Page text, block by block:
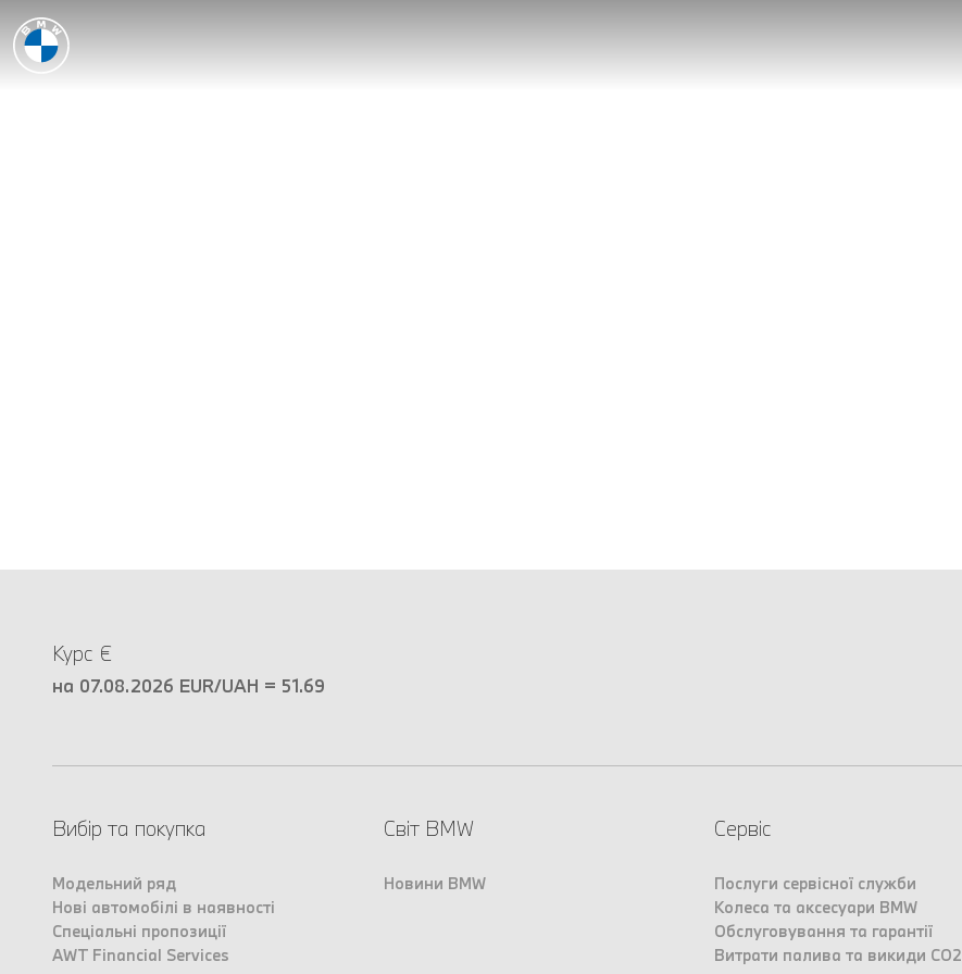
Курс €
на 07.08.2026 EUR/UAH = 51.69
Вибір та покупка
Модельний ряд
Нові автомобілі в наявності
Спеціальні пропозиції
AWT Financial Services
Світ BMW
Новини BMW
Сервіс
Послуги сервісної служби
Колеса та аксесуари BMW
Обслуговування та гарантії
Витрати палива та викиди CO2